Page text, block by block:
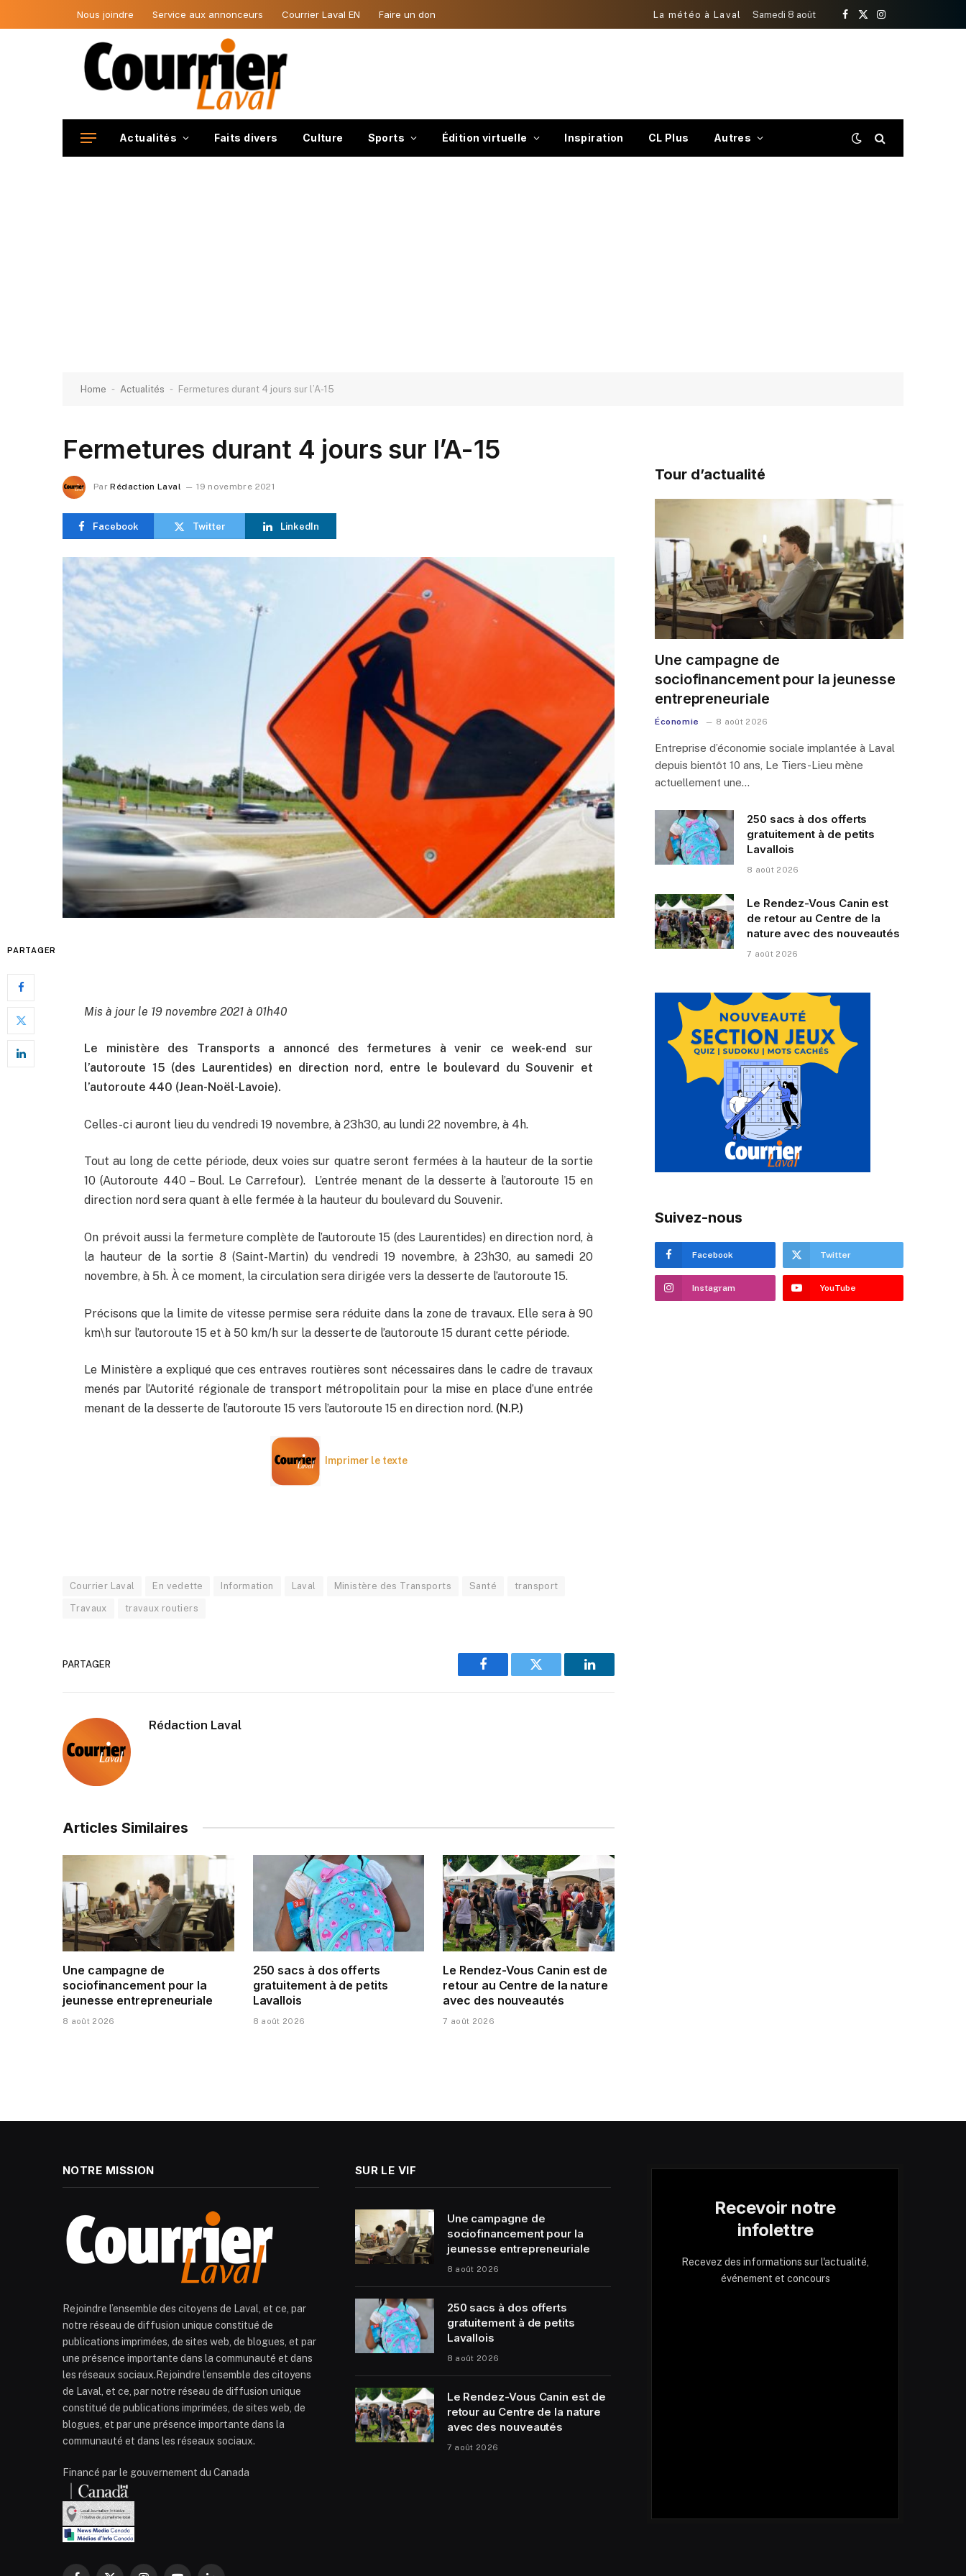
Nous joindre Service aux annonceurs Courrier Laval EN Faire un don La météo à Laval Samedi 8 août
Facebook
X
Instagram
Actualités Faits divers Culture Sports Édition virtuelle Inspiration CL Plus Autres
Home - Actualités - Fermetures durant 4 jours sur l’A-15
Fermetures durant 4 jours sur l’A-15
Par Rédaction Laval 19 novembre 2021
Facebook Twitter LinkedIn
PARTAGER
Mis à jour le 19 novembre 2021 à 01h40
Le ministère des Transports a annoncé des fermetures à venir ce week-end sur
l’autoroute 15 (des Laurentides) en direction nord, entre le boulevard du Souvenir et
l’autoroute 440 (Jean-Noël-Lavoie).
Celles-ci auront lieu du vendredi 19 novembre, à 23h30, au lundi 22 novembre, à 4h.
Tout au long de cette période, deux voies sur quatre seront fermées à la hauteur de la sortie
10 (Autoroute 440 – Boul. Le Carrefour). L’entrée menant de la desserte à l’autoroute 15 en
direction nord sera quant à elle fermée à la hauteur du boulevard du Souvenir.
On prévoit aussi la fermeture complète de l’autoroute 15 (des Laurentides) en direction nord, à
la hauteur de la sortie 8 (Saint-Martin) du vendredi 19 novembre, à 23h30, au samedi 20
novembre, à 5h. À ce moment, la circulation sera dirigée vers la desserte de l’autoroute 15.
Précisons que la limite de vitesse permise sera réduite dans la zone de travaux. Elle sera à 90
km\h sur l’autoroute 15 et à 50 km/h sur la desserte de l’autoroute 15 durant cette période.
Le Ministère a expliqué que ces entraves routières sont nécessaires dans le cadre de travaux
menés par l’Autorité régionale de transport métropolitain pour la mise en place d’une entrée
menant de la desserte de l’autoroute 15 vers l’autoroute 15 en direction nord. (N.P.)
Imprimer le texte
Courrier Laval En vedette Information Laval Ministère des Transports Santé transport
Travaux travaux routiers
PARTAGER
Facebook Twitter LinkedIn
Rédaction Laval
Articles Similaires
Une campagne de
sociofinancement pour la
jeunesse entrepreneuriale
8 août 2026
250 sacs à dos offerts
gratuitement à de petits
Lavallois
8 août 2026
Le Rendez-Vous Canin est de
retour au Centre de la nature
avec des nouveautés
7 août 2026
Tour d’actualité
Une campagne de
sociofinancement pour la jeunesse
entrepreneuriale
Économie 8 août 2026
Entreprise d’économie sociale implantée à Laval
depuis bientôt 10 ans, Le Tiers-Lieu mène
actuellement une…
250 sacs à dos offerts
gratuitement à de petits
Lavallois
8 août 2026
Le Rendez-Vous Canin est
de retour au Centre de la
nature avec des nouveautés
7 août 2026
Suivez-nous
Facebook Twitter
Instagram YouTube
NOTRE MISSION
Rejoindre l’ensemble des citoyens de Laval, et ce, par
notre réseau de diffusion unique constitué de
publications imprimées, de sites web, de blogues, et par
une présence importante dans la communauté et dans
les réseaux sociaux.Rejoindre l’ensemble des citoyens
de Laval, et ce, par notre réseau de diffusion unique
constitué de publications imprimées, de sites web, de
blogues, et par une présence importante dans la
communauté et dans les réseaux sociaux.
Financé par le gouvernement du Canada
SUR LE VIF
Une campagne de
sociofinancement pour la
jeunesse entrepreneuriale
8 août 2026
250 sacs à dos offerts
gratuitement à de petits
Lavallois
8 août 2026
Le Rendez-Vous Canin est de
retour au Centre de la nature
avec des nouveautés
7 août 2026
Recevoir notre
infolettre
Recevez des informations sur l'actualité,
événement et concours